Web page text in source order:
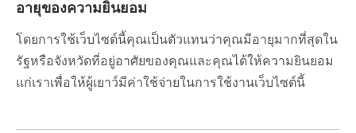
อายุของความยินยอม
โดยการใช้เว็บไซต์นี้คุณเป็นตัวแทนว่าคุณมีอายุมากที่สุดใน
รัฐหรือจังหวัดที่อยู่อาศัยของคุณและคุณได้ให้ความยินยอม
แก่เราเพื่อให้ผู้เยาว์มีค่าใช้จ่ายในการใช้งานเว็บไซต์นี้